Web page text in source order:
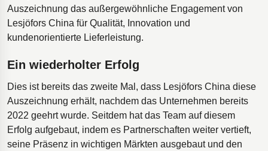
Auszeichnung das außergewöhnliche Engagement von
Lesjöfors China für Qualität, Innovation und
kundenorientierte Lieferleistung.
Ein wiederholter Erfolg
Dies ist bereits das zweite Mal, dass Lesjöfors China diese
Auszeichnung erhält, nachdem das Unternehmen bereits
2022 geehrt wurde. Seitdem hat das Team auf diesem
Erfolg aufgebaut, indem es Partnerschaften weiter vertieft,
seine Präsenz in wichtigen Märkten ausgebaut und den